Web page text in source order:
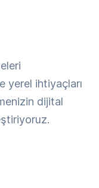
yerel ihtiyaçları
dijital